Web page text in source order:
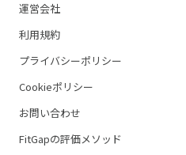
運営会社
利用規約
プライバシーポリシー
Cookieポリシー
お問い合わせ
FitGapの評価メソッド